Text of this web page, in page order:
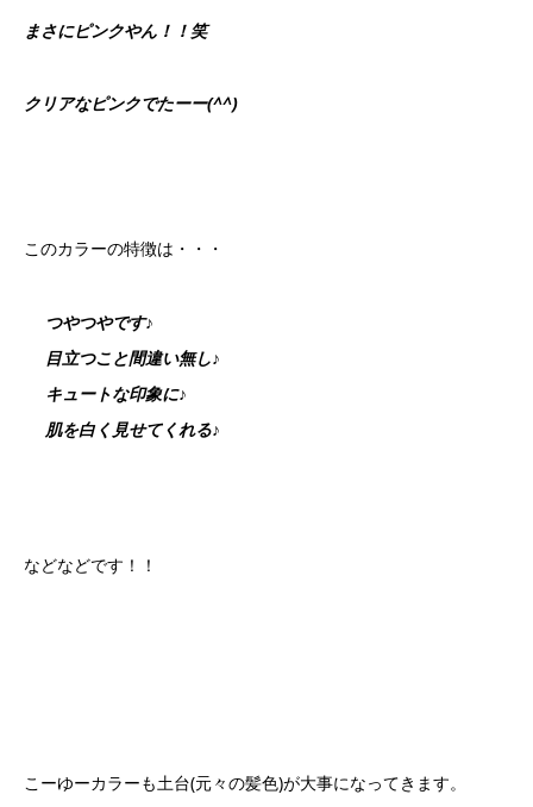
まさにピンクやん！！笑
クリアなピンクでたーー(^^)
このカラーの特徴は・・・
つやつやです♪
目立つこと間違い無し♪
キュートな印象に♪
肌を白く見せてくれる♪
などなどです！！
こーゆーカラーも土台(元々の髪色)が大事になってきます。